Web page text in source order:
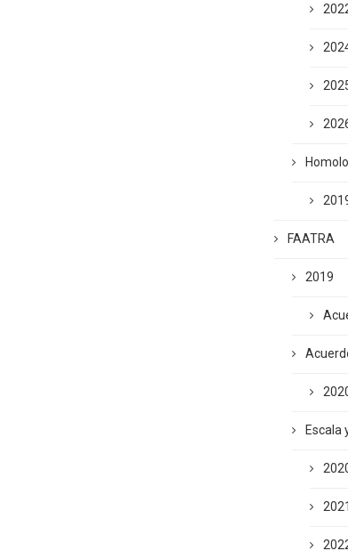
FAATRA
2019
Escala
2021